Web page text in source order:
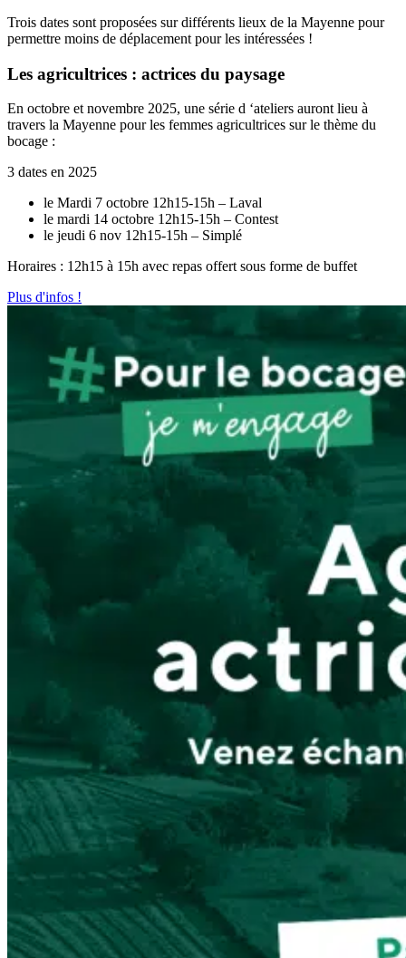
Trois dates sont proposées sur différents lieux de la Mayenne pour
permettre moins de déplacement pour les intéressées !
Les agricultrices : actrices du paysage
En octobre et novembre 2025, une série d ‘ateliers auront lieu à
travers la Mayenne pour les femmes agricultrices sur le thème du
bocage :
3 dates en 2025
le Mardi 7 octobre 12h15-15h – Laval
le mardi 14 octobre 12h15-15h – Contest
le jeudi 6 nov 12h15-15h – Simplé
​Horaires : 12h15 à 15h avec repas offert sous forme de buffet
Plus d'infos !